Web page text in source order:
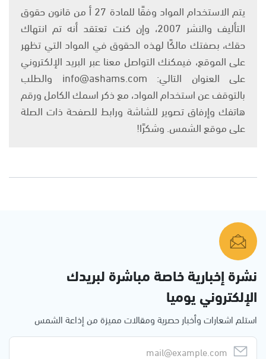
يتم الاستخدام المواد وفقًا للمادة 27 أ من قانون حقوق
التأليف والنشر 2007، وإن كنت تعتقد أنه تم انتهاك
حقك، بصفتك مالكًا لهذه الحقوق في المواد التي تظهر
على الموقع، فيمكنك التواصل معنا عبر البريد الإلكتروني
على العنوان التالي: info@ashams.com والطلب
بالتوقف عن استخدام المواد، مع ذكر اسمك الكامل ورقم
هاتفك وإرفاق تصوير للشاشة ورابط للصفحة ذات الصلة
على موقع الشمس. وشكرًا!
نشرة إخبارية خاصة مباشرة لبريدك
الإلكتروني يوميا
استلم اشعارات وأخبار حصرية ومقالات مميزة من إذاعة الشمس